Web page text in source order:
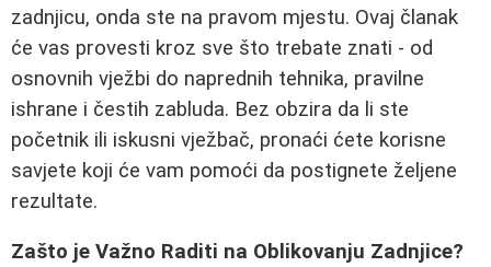
zadnjicu, onda ste na pravom mjestu. Ovaj članak
će vas provesti kroz sve što trebate znati - od
osnovnih vježbi do naprednih tehnika, pravilne
ishrane i čestih zabluda. Bez obzira da li ste
početnik ili iskusni vježbač, pronaći ćete korisne
savjete koji će vam pomoći da postignete željene
rezultate.
Zašto je Važno Raditi na Oblikovanju Zadnjice?